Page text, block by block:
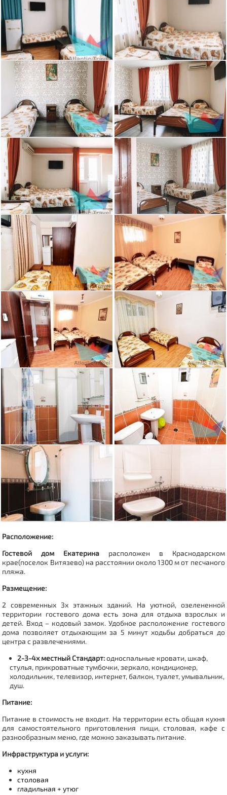
Расположение:
Гостевой дом Екатерина расположен в Краснодарском
крае(поселок Витязево) на расстоянии около 1300 м от песчаного
пляжа.
Размещение:
2 современных 3х этажных зданий.На уютной, озелененной
территории гостевого дома есть зона для отдыха взрослых и
детей. Вход – кодовый замок. Удобное расположение гостевого
дома позволяет отдыхающим за 5 минут ходьбы добраться до
центра с развлечениями.
2-3-4х местный Стандарт:односпальные кровати, шкаф,
стулья, прикроватные тумбочки, зеркало, кондиционер,
холодильник, телевизор, интернет, балкон, туалет, умывальник,
душ.
Питание:
Питание в стоимость не входит. На территории есть общая кухня
для самостоятельного приготовления пищи, столовая, кафе с
разнообразным меню, где можно заказывать питание.
Инфраструктура и услуги:
кухня
столовая
гладильная + утюг